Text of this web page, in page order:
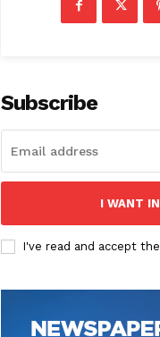
Subscribe
I WANT IN
I've read and accept the